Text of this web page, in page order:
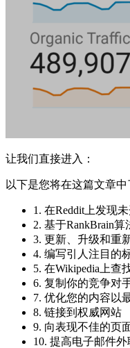
让我们直接进入：
以下是您将在这篇文章中
1. 在Reddit上发现
2. 基于RankBrain
3. 更新、升级和重
4. 编写引人注目的
5. 在Wikipedia上查
6. 复制你的竞争对
7. 优化您的内容以
8. 链接到权威网站
9. 向表现不佳的页
10. 提高电子邮件